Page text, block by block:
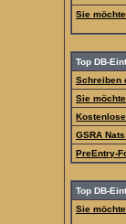
Sie
Top DB-
Schreiben
Sie
GSRA
PreEntry-
Top DB-
Sie